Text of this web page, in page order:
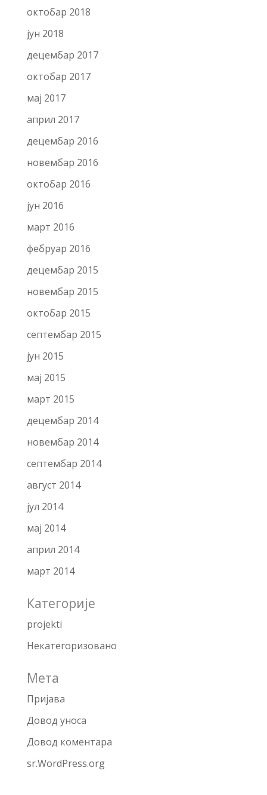
октобар 2018
јун 2018
децембар 2017
октобар 2017
мај 2017
април 2017
децембар 2016
новембар 2016
октобар 2016
јун 2016
март 2016
фебруар 2016
децембар 2015
новембар 2015
октобар 2015
септембар 2015
јун 2015
мај 2015
март 2015
децембар 2014
новембар 2014
септембар 2014
август 2014
јул 2014
мај 2014
април 2014
март 2014
Категорије
projekti
Некатегоризовано
Мета
Пријава
Довод уноса
Довод коментара
sr.WordPress.org